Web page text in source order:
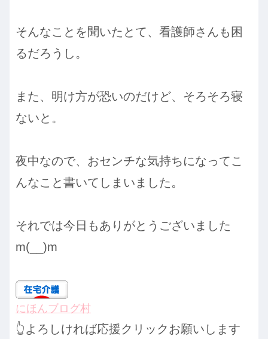
そんなことを聞いたとて、看護師さんも困
るだろうし。
また、明け方が恐いのだけど、そろそろ寝
ないと。
夜中なので、おセンチな気持ちになってこ
んなこと書いてしまいました。
それでは今日もありがとうございました
m(__)m
にほんブログ村
👆よろしければ応援クリックお願いします